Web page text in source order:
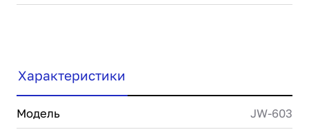
Характеристики
Модель
JW-603